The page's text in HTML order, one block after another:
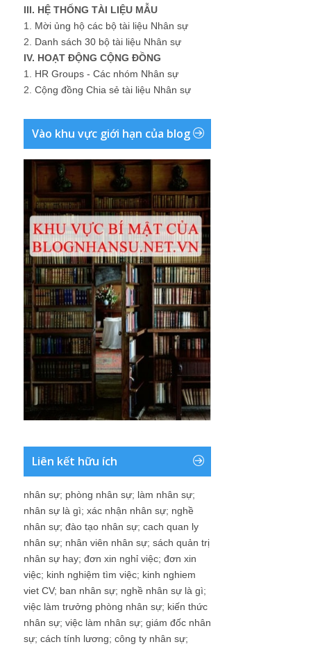
III. HỆ THỐNG TÀI LIỆU MẪU
1. Mời ủng hộ các bộ tài liệu Nhân sự
2. Danh sách 30 bộ tài liệu Nhân sự
IV. HOẠT ĐỘNG CỘNG ĐỒNG
1. HR Groups - Các nhóm Nhân sự
2. Cộng đồng Chia sẻ tài liệu Nhân sự
Vào khu vực giới hạn của blog
Liên kết hữu ích
nhân sự; phòng nhân sự; làm nhân sự;
nhân sự là gì; xác nhận nhân sự; nghề
nhân sự; đào tạo nhân sự; cach quan ly
nhân sự; nhân viên nhân sự; sách quản trị
nhân sự hay; đơn xin nghỉ việc; đơn xin
việc; kinh nghiệm tìm việc; kinh nghiem
viet CV; ban nhân sự; nghề nhân sự là gì;
việc làm trưởng phòng nhân sự; kiến thức
nhân sự; việc làm nhân sự; giám đốc nhân
sự; cách tính lương; công ty nhân sự;